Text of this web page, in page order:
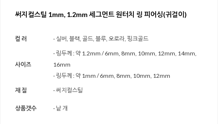
써지컬스틸 1mm, 1.2mm 세그먼트 원터치 링 피어싱(귀걸이)
컬 러 - 실버, 블랙, 골드, 블루, 오로라, 핑크골드
사이즈
- 링두께 : 약 1.2mm / 6mm, 8mm, 10mm, 12mm, 14mm,
16mm
- 링두께 : 약 1mm / 6mm, 8mm, 10mm, 12mm
재 질
- 써지컬스틸
상품갯수 - 낱 개